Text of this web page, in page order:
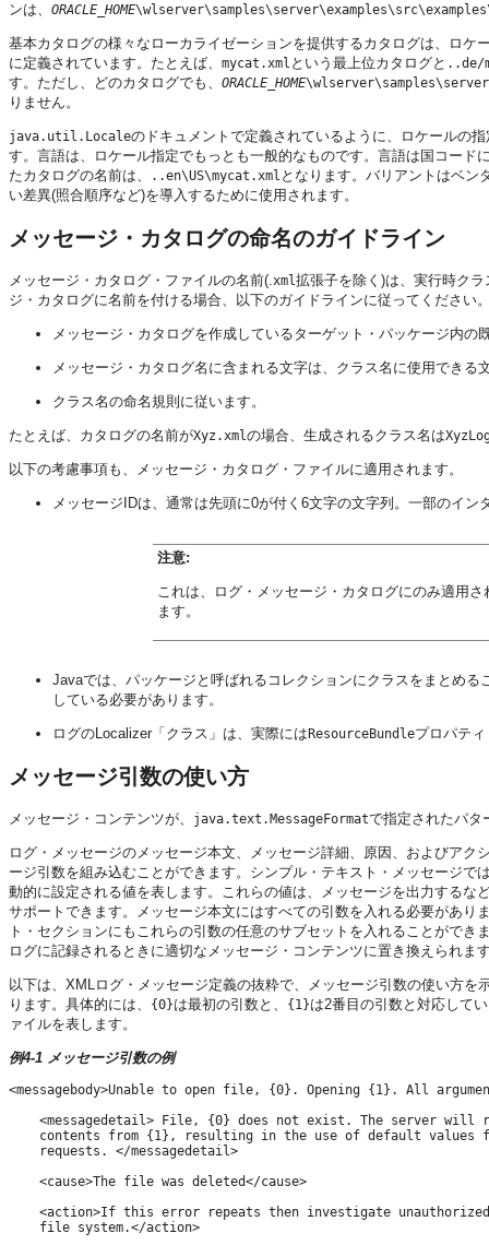
ンは、 ORACLE_HOME
基本カタログの様々なローカライゼーションを提供するカタログは、ロケ
に定義されています。たとえば、 mycat.xml という最上位カタログと ..de/
す。ただし、どのカタログでも、 ORACLE_HOME
りません。
java.util.Localeのドキュメントで定義されているように、ロケールの指
す。言語は、ロケール指定でもっとも一般的なものです。言語は国コード
たカタログの名前は、
..en\US\mycat.xml となります。バリアントはベン
い差異(照合順序など)を導入するために使用されます。
メッセージ・カタログの命名のガイドライン
メッセージ・カタログ・ファイルの名前(.xml拡張子を除く)は、実行時ク
ジ・カタログに名前を付ける場合、以下のガイドラインに従ってください
メッセージ・カタログを作成しているターゲット・パッケージ内
メッセージ・カタログ名に含まれる文字は、クラス名に使用できる
クラス名の命名規則に従います。
たとえば、カタログの名前がXyz.xmlの場合、生成されるクラス名は
以下の考慮事項も、メッセージ・カタログ・ファイルに適用されます。
メッセージIDは、通常は先頭に0が付く6文字の文字列。一部のイ
注意:
これは、ログ・メッセージ・カタログにのみ適用
ます。
Javaでは、パッケージと呼ばれるコレクションにクラスをまとめ
している必要があります。
ログのLocalizer「クラス」は、実際には ResourceBundleプロパテ
メッセージ引数の使い方
メッセージ・コンテンツが、 java.text.MessageFormatで指定されたパタ
ログ・メッセージのメッセージ本文、メッセージ詳細、原因、およびアク
ージ引数を組み込むことができます。シンプル・テキスト・メッセージ
動的に設定される値を表します。これらの値は、メッセージを出力する
サポートできます。メッセージ本文にはすべての引数を入れる必要があ
ト・セクションにもこれらの引数の任意のサブセットを入れることがで
ログに記録されるときに適切なメッセージ・コンテンツに置き換えられま
以下は、XMLログ・メッセージ定義の抜粋で、メッセージ引数の使い方を
ります。具体的には、
{0}は最初の引数と、 {1}は2番目の引数と対応して
ァイルを表します。
例4-1 メッセージ引数の例
<messagebody>Unable to open file, {0}. Opening {1}. All
<messagedetail> File, {0} does not exist. The server will
contents from {1}, resulting in the use of default values
    requests. </messagedetail>
    <cause>The file was deleted</cause>
<action>If this error repeats then investigate